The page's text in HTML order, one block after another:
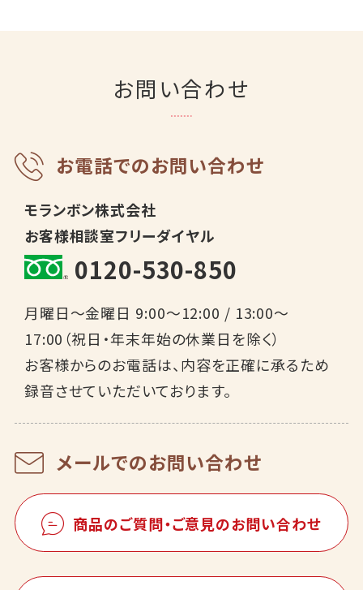
お問い合わせ
お電話でのお問い合わせ
モランボン株式会社
お客様相談室フリーダイヤル
0120-530-850
月曜日～金曜日 9:00～12:00 / 13:00～
17:00（祝日・年末年始の休業日を除く）
お客様からのお電話は、内容を正確に承るため
録音させていただいております。
メールでのお問い合わせ
商品のご質問・ご意見のお問い合わせ